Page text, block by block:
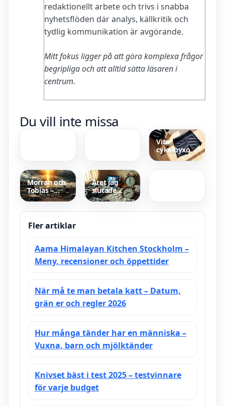
redaktionellt arbete och trivs i snabba
nyhetsflöden där analys, källkritik och
tydlig kommunikation är avgörande.
Mitt fokus ligger på att göra komplexa frågor
begripliga och att alltid sätta läsaren i
centrum.
Du vill inte missa
Helstekt
Kyckling i
Syrien –
Oväntad
Vita
cykelbyxor
med fickor –
Morran och
Tobias –
Som en
ovan –
Streaming,
Handling
Året jag
slutade
prestera
onanera –
Nike Air
Max Plus –
Fler artiklar
Aama Himalayan Kitchen Stockholm –
Meny, recensioner och öppettider
När må te man betala katt – Datum,
grän er och regler 2026
Hur många tänder har en människa –
Vuxna, barn och mjölktänder
Knivset bäst i test 2025 – testvinnare
för varje budget